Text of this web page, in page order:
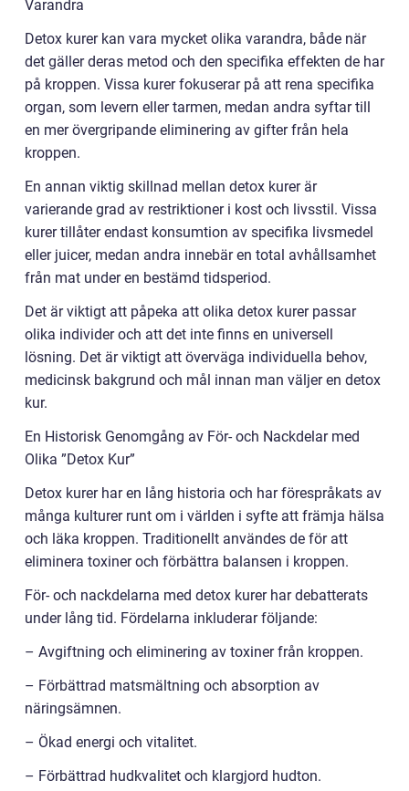
Varandra
Detox kurer kan vara mycket olika varandra, både när
det gäller deras metod och den specifika effekten de har
på kroppen. Vissa kurer fokuserar på att rena specifika
organ, som levern eller tarmen, medan andra syftar till
en mer övergripande eliminering av gifter från hela
kroppen.
En annan viktig skillnad mellan detox kurer är
varierande grad av restriktioner i kost och livsstil. Vissa
kurer tillåter endast konsumtion av specifika livsmedel
eller juicer, medan andra innebär en total avhållsamhet
från mat under en bestämd tidsperiod.
Det är viktigt att påpeka att olika detox kurer passar
olika individer och att det inte finns en universell
lösning. Det är viktigt att överväga individuella behov,
medicinsk bakgrund och mål innan man väljer en detox
kur.
En Historisk Genomgång av För- och Nackdelar med
Olika ”Detox Kur”
Detox kurer har en lång historia och har förespråkats av
många kulturer runt om i världen i syfte att främja hälsa
och läka kroppen. Traditionellt användes de för att
eliminera toxiner och förbättra balansen i kroppen.
För- och nackdelarna med detox kurer har debatterats
under lång tid. Fördelarna inkluderar följande:
– Avgiftning och eliminering av toxiner från kroppen.
– Förbättrad matsmältning och absorption av
näringsämnen.
– Ökad energi och vitalitet.
– Förbättrad hudkvalitet och klargjord hudton.